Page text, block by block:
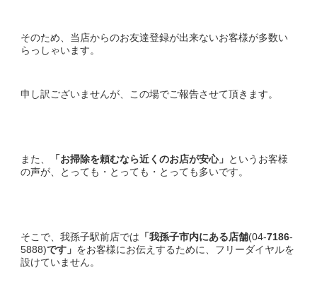
そのため、当店からのお友達登録が出来ないお客様が多数い
らっしゃいます。
申し訳ございませんが、この場でご報告させて頂きます。
また、 「お掃除を頼むなら近くのお店が安心」 というお客様
の声が、とっても・とっても・とっても多いです。
そこで、我孫子駅前店では 「我孫子市内にある店舗(04-7186-
5888)です」 をお客様にお伝えするために、フリーダイヤルを
設けていません。